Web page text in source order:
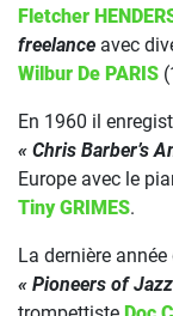
Fletcher
freelance avec
Wilbur De PARIS
En 1960 il
« Chris Barber’s
Europe avec le
Tiny GRIMES.
La dernière
« Pioneers of